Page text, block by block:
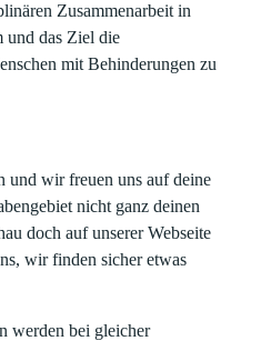
Zusammenarbeit in
und das Ziel die
mit Behinderungen zu
und wir freuen uns auf deine
nicht ganz deinen
doch auf unserer Webseite
wir finden sicher etwas
werden bei gleicher